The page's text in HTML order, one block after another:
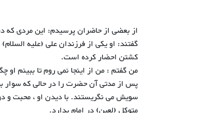
از بعضی از حاضران پرسیدم: این مردی که
گفتند: او یکی از فرزندان علی (علیه
کشتن احضار کرده است.
من گفتم : من از اینجا نمی روم تا ببینم او
پس از مدتی آن حضرت را در حالی که
سویش می نگریستند. با دیدن او ، محبت و